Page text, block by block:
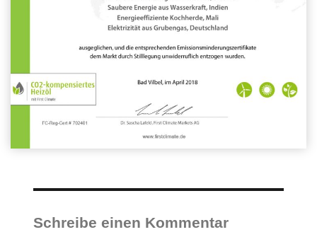
Schreibe einen Kommentar